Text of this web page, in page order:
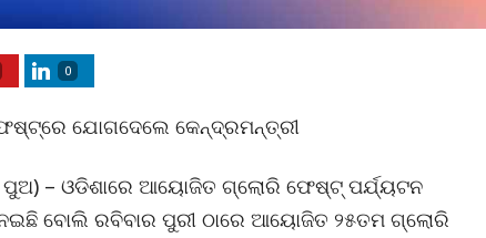
0
ଯୋଗଦେଲେ କେନ୍ଦ୍ରମନ୍ତ୍ରୀ
ପୁଅ) – ଓଡିଶାରେ ଆୟୋଜିତ ଗ୍ଲୋରି ଫେଷ୍ଟ୍ ପର୍ଯ୍ୟଟନ
ବୋଲି ରବିବାର ପୁରୀ ଠାରେ ଆୟୋଜିତ ୨୫ତମ ଗ୍ଲୋରି